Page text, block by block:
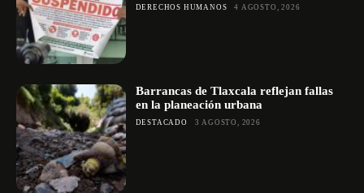
DERECHOS HUMANOS 4 AGOSTO, 2026
Barrancas de Tlaxcala reflejan fallas
en la planeación urbana
DESTACADO 3 AGOSTO, 2026